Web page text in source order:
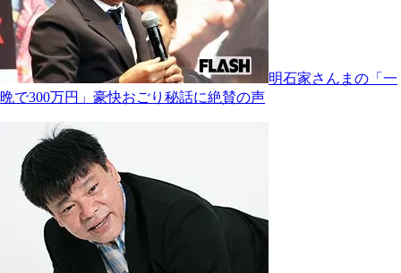
明石家さんまの「一
晩で300万円」豪快おごり秘話に絶賛の声